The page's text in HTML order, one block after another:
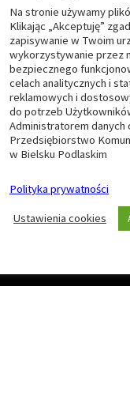
⏶
Wróć
do
strony
Matic Grupa Computer Plus Sp.
ciasteczka
wygody
na ten temat
naszą
Politykę
komunikat
Na stronie używamy
Klikając „Akceptuję”
zapisywanie w Twoim
wykorzystywanie przez
bezpiecznego
celach analitycznych i
reklamowych i
do potrzeb
Administratorem
Przedsiębiorstwo
w Bielsku Podlaskim
Polityka prywatności
Ustawienia cookies